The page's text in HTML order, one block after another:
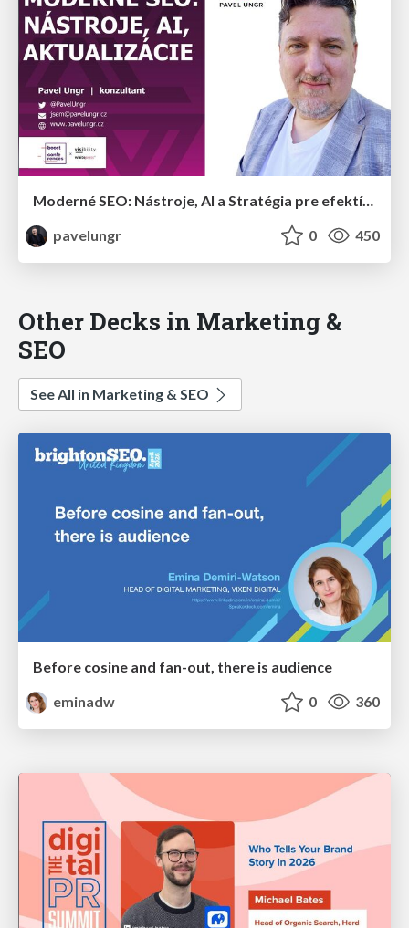
Moderné SEO: Nástroje, AI a Stratégia pre efektívne sledovanie konkurencie a reakciu aktualizácie
pavelungr
0 450
Other Decks in Marketing &
SEO
See All in Marketing & SEO
Before cosine and fan-out, there is audience
eminadw
0 360